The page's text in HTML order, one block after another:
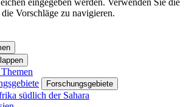
eingegeben werden. Verwenden Sie die
Vorschläge zu navigieren.
Forschungsgebiete
südlich der Sahara